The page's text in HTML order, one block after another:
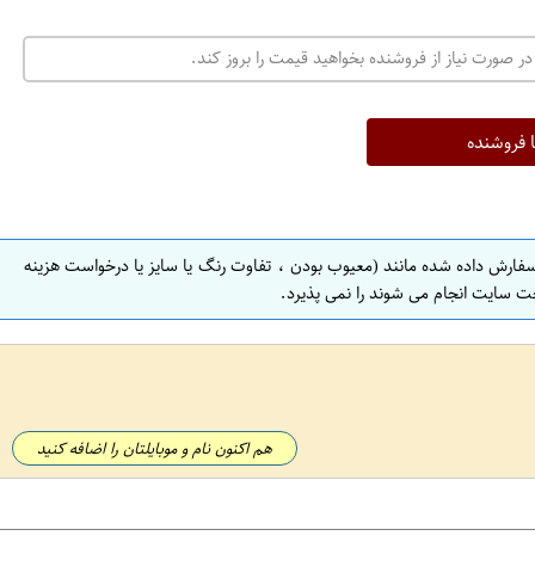
صورت نیاز از فروشنده بخواهید قیمت را بروز کند.
فروشنده
داده شده مانند (معیوب بودن ، تفاوت رنگ یا سایز یا درخواست هزینه
سایت انجام می شوند را نمی پذیرد.
هم اکنون نام و موبایلتان را اضافه کنید